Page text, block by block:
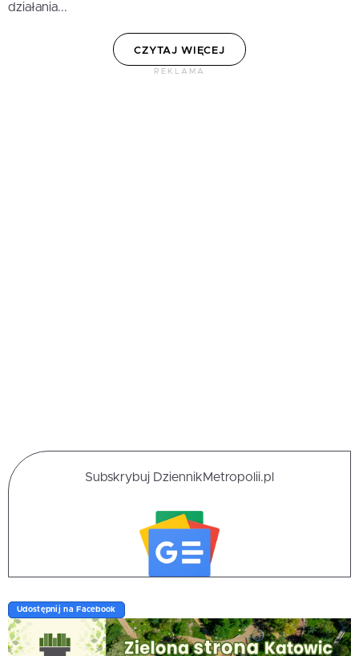
działania...
CZYTAJ WIĘCEJ
REKLAMA
Subskrybuj DziennikMetropolii.pl
Udostępnij na Facebook